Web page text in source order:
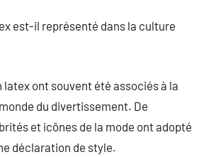
est-il représenté dans la culture
ont souvent été associés à la
du divertissement. De
et icônes de la mode ont adopté
déclaration de style.